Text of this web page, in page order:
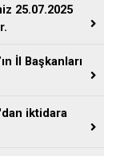
25.07.2025
İl Başkanları
iktidara